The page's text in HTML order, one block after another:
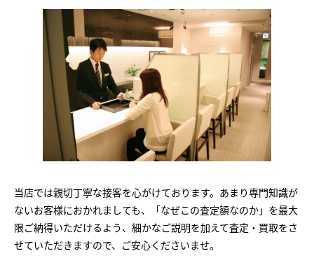
当店では親切丁寧な接客を心がけております。あまり専門知識が
ないお客様におかれましても、「なぜこの査定額なのか」を最大
限ご納得いただけるよう、細かなご説明を加えて査定・買取をさ
せていただきますので、ご安心くださいませ。